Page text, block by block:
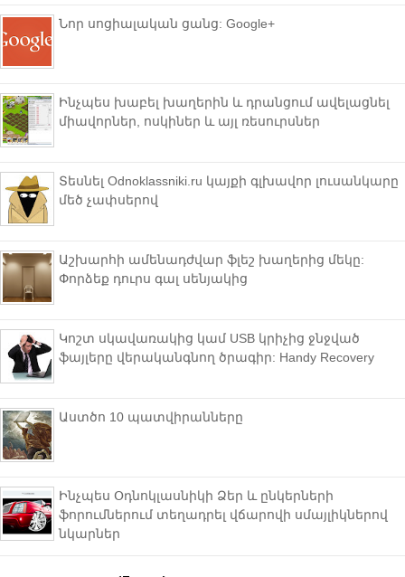
Նոր սոցիալական ցանց: Google+
Ինչպես խաբել խաղերին և դրանցում ավելացնել
միավորներ, ոսկիներ և այլ ռեսուրսներ
Տեսնել Odnoklassniki.ru կայքի գլխավոր լուսանկարը
մեծ չափսերով
Աշխարհի ամենադժվար ֆլեշ խաղերից մեկը:
Փորձեք դուրս գալ սենյակից
Կոշտ սկավառակից կամ USB կրիչից ջնջված
ֆայլերը վերականգնող ծրագիր: Handy Recovery
Աստծո 10 պատվիրանները
Ինչպես Օդնոկլասնիկի Ձեր և ընկերների
ֆորումներում տեղադրել վճարովի սմայլիկներով
նկարներ